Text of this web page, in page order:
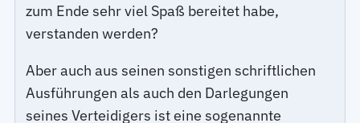
zum Ende sehr viel Spaß bereitet habe,
verstanden werden?
Aber auch aus seinen sonstigen schriftlichen
Ausführungen als auch den Darlegungen
seines Verteidigers ist eine sogenannte